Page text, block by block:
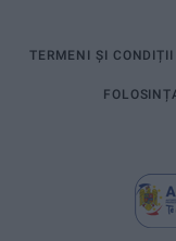
TERMENI ȘI CONDIȚII